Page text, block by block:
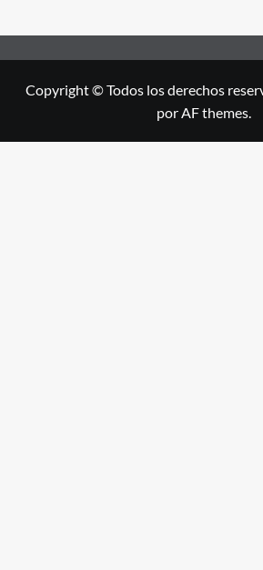
Copyright © Todos los derechos
por AF themes.